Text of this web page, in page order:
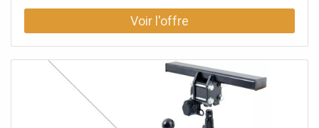
le jardin ou sur la terrasse. Grâce à son bois de teck
chaleureux et à son design intelligent, le Bruno n'est pas
Ce qui rend ce magnifique ensemble de bar en teck
vraiment unique, c'est son espace de rangement spacieux
dans la table. Derrière les portes, vous trouverez plusieurs
compartiments dans lesquels vous pouvez ranger